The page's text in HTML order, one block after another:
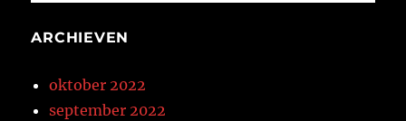
ARCHIEVEN
oktober 2022
september 2022